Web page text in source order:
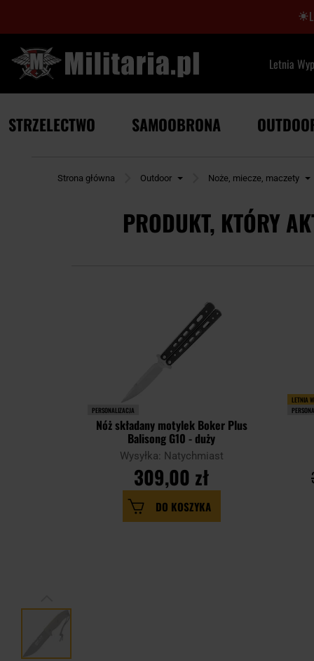
Letnia
STRZELECTWO SAMOOBRONA
Strona główna Outdoor Noże, miecze, maczety
PRODUKT, KTÓRY
PERSONALIZACJA
Nóż składany motylek Boker Plus
Balisong G10 - duży
Wysyłka: Natychmiast
309,00 zł
DO KOSZYKA
LETNIA